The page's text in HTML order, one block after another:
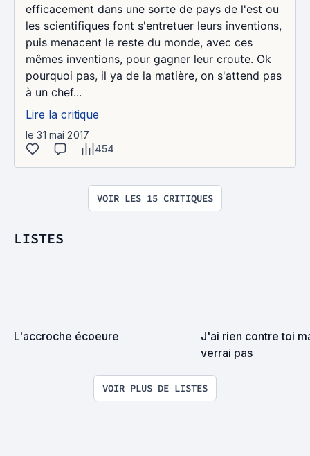
efficacement dans une sorte de pays de l'est ou
les scientifiques font s'entretuer leurs inventions,
puis menacent le reste du monde, avec ces
mêmes inventions, pour gagner leur croute. Ok
pourquoi pas, il ya de la matière, on s'attend pas
à un chef...
Lire la critique
le 31 mai 2017
454
VOIR LES 15 CRITIQUES
LISTES
L'accroche écoeure
J'ai rien contre toi
verrai pas
VOIR PLUS DE LISTES